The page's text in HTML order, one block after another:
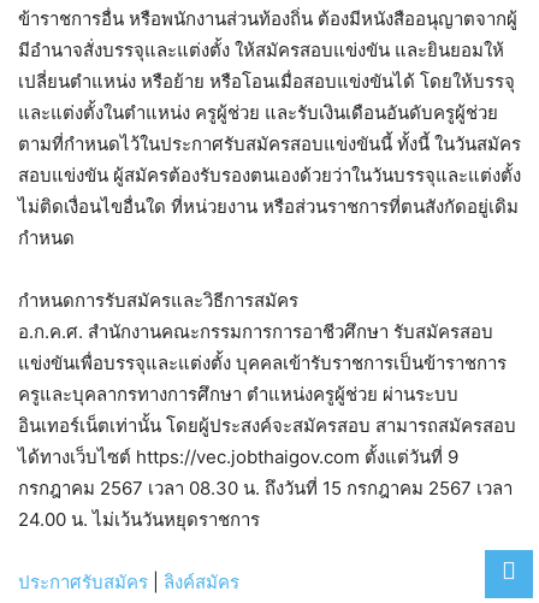
ข้าราชการอื่น หรือพนักงานส่วนท้องถิ่น ต้องมีหนังสืออนุญาตจากผู้
มีอำนาจสั่งบรรจุและแต่งตั้ง ให้สมัครสอบแข่งขัน และยินยอมให้
เปลี่ยนตำแหน่ง หรือย้าย หรือโอนเมื่อสอบแข่งขันได้ โดยให้บรรจุ
และแต่งตั้งในตำแหน่ง ครูผู้ช่วย และรับเงินเดือนอันดับครูผู้ช่วย
ตามที่กำหนดไว้ในประกาศรับสมัครสอบแข่งขันนี้ ทั้งนี้ ในวันสมัคร
สอบแข่งขัน ผู้สมัครต้องรับรองตนเองด้วยว่าในวันบรรจุและแต่งตั้ง
ไม่ติดเงื่อนไขอื่นใด ที่หน่วยงาน หรือส่วนราชการที่ตนสังกัดอยู่เดิม
กำหนด
กำหนดการรับสมัครและวิธีการสมัคร
อ.ก.ค.ศ. สำนักงานคณะกรรมการการอาชีวศึกษา รับสมัครสอบ
แข่งขันเพื่อบรรจุและแต่งตั้ง บุคคลเข้ารับราชการเป็นข้าราชการ
ครูและบุคลากรทางการศึกษา ตำแหน่งครูผู้ช่วย ผ่านระบบ
อินเทอร์เน็ตเท่านั้น โดยผู้ประสงค์จะสมัครสอบ สามารถสมัครสอบ
ได้ทางเว็บไซต์ https://vec.jobthaigov.com ตั้งแต่วันที่ 9
กรกฎาคม 2567 เวลา 08.30 น. ถึงวันที่ 15 กรกฎาคม 2567 เวลา
24.00 น. ไม่เว้นวันหยุดราชการ
ประกาศรับสมัคร ลิงค์สมัคร